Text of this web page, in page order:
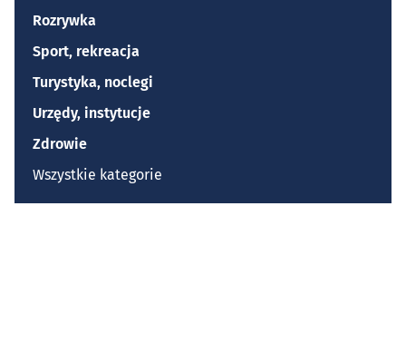
Rozrywka
Sport, rekreacja
Turystyka, noclegi
Urzędy, instytucje
Zdrowie
Wszystkie kategorie